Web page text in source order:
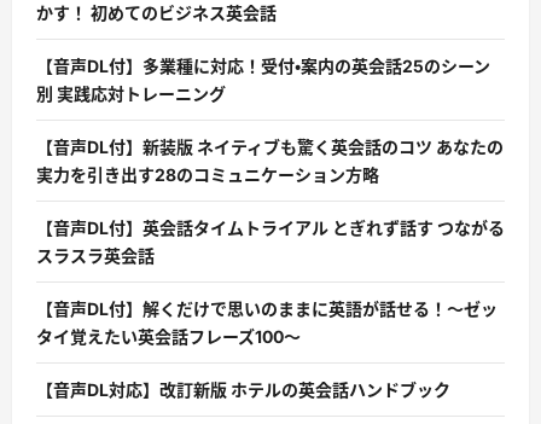
かす！ 初めてのビジネス英会話
【音声DL付】多業種に対応！受付・案内の英会話25のシーン
別 実践応対トレーニング
【音声DL付】新装版 ネイティブも驚く英会話のコツ あなたの
実力を引き出す28のコミュニケーション方略
【音声DL付】英会話タイムトライアル とぎれず話す つながる
スラスラ英会話
【音声DL付】解くだけで思いのままに英語が話せる！〜ゼッ
タイ覚えたい英会話フレーズ100〜
【音声DL対応】改訂新版 ホテルの英会話ハンドブック